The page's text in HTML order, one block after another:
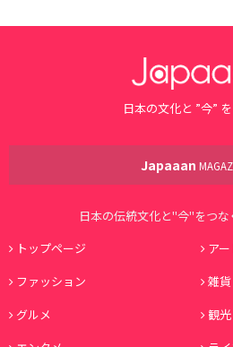
日本の文化と ”今”
Japaaan
日本の伝統文化と"今"をつ
トップページ
アー
ファッション
雑
グルメ
観